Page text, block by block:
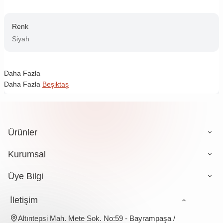
Renk
Siyah
Daha Fazla
Daha Fazla Beşiktaş
Ürünler
Kurumsal
Üye Bilgi
İletişim
Altıntepsi Mah. Mete Sok. No:59 - Bayrampaşa /